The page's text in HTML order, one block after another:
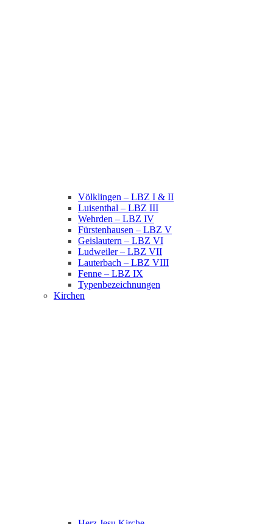
Völklingen – LBZ I & II
Luisenthal – LBZ III
Wehrden – LBZ IV
Fürstenhausen – LBZ V
Geislautern – LBZ VI
Ludweiler – LBZ VII
Lauterbach – LBZ VIII
Fenne – LBZ IX
Typenbezeichnungen
Kirchen